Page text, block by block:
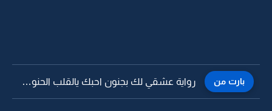
بارت من رواية عشقي لك بجنون احبك يالقلب الحنون -9